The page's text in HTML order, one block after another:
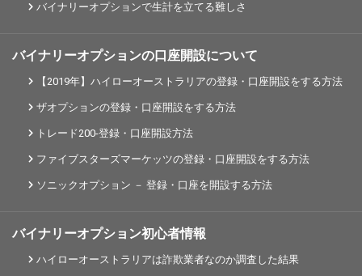
バイナリーオプションで生計を立てる難しさ
バイナリーオプションの口座開設について
【2019年】ハイローオーストラリアの登録・口座開設をする方法
ザオプションの登録・口座開設をする方法
トレード200-登録・口座開設方法
ファイブスターズマーケッツの登録・口座開設をする方法
ソニックオプション － 登録・口座を開設する方法
バイナリーオプション初心者情報
ハイローオーストラリアは詐欺業者なのか調査した結果